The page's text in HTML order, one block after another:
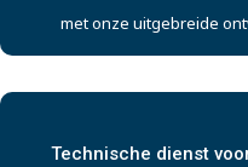
met onze uitgebreide
Technische dienst